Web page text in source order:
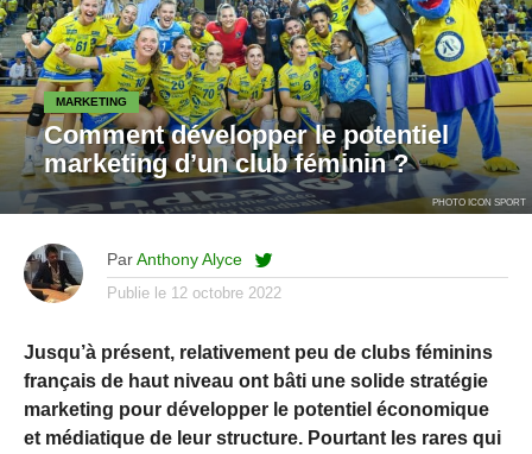
MARKETING
Comment développer le potentiel
marketing d’un club féminin ?
PHOTO ICON SPORT
Par Anthony Alyce
Publie le 12 octobre 2022
Jusqu’à présent, relativement peu de clubs féminins
français de haut niveau ont bâti une solide stratégie
marketing pour développer le potentiel économique
et médiatique de leur structure. Pourtant les rares qui